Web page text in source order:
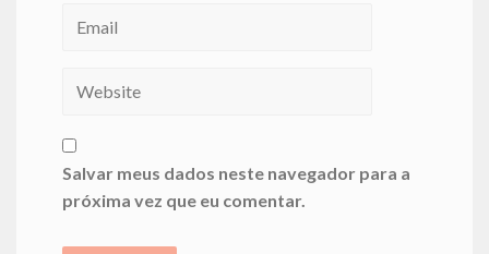
Salvar meus dados neste navegador para a
próxima vez que eu comentar.